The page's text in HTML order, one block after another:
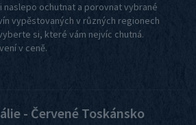
naslepo ochutnat a porovnat vybrané
vypěstovaných v různých regionech
si, které vám nejvíc chutná.
v ceně.
- Červené Toskánsko